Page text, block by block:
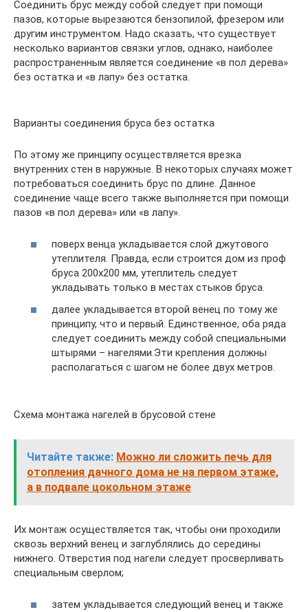
Соединить брус между собой следует при помощи
пазов, которые вырезаются бензопилой, фрезером или
другим инструментом. Надо сказать, что существует
несколько вариантов связки углов, однако, наиболее
распространенным является соединение «в пол дерева»
без остатка и «в лапу» без остатка.
Варианты соединения бруса без остатка
По этому же принципу осуществляется врезка
внутренних стен в наружные. В некоторых случаях может
потребоваться соединить брус по длине. Данное
соединение чаще всего также выполняется при помощи
пазов «в пол дерева» или «в лапу».
поверх венца укладывается слой джутового
утеплителя. Правда, если строится дом из проф
бруса 200х200 мм, утеплитель следует
укладывать только в местах стыков бруса.
далее укладывается второй венец по тому же
принципу, что и первый. Единственное, оба ряда
следует соединить между собой специальными
штырями – нагелями.Эти крепления должны
располагаться с шагом не более двух метров.
Схема монтажа нагелей в брусовой стене
Читайте также: Можно ли сложить печь для
отопления дачного дома не на первом этаже,
а в подвале цокольном этаже
Их монтаж осуществляется так, чтобы они проходили
сквозь верхний венец и заглублялись до середины
нижнего. Отверстия под нагели следует просверливать
специальным сверлом;
затем укладывается следующий венец и также